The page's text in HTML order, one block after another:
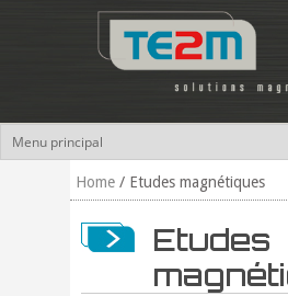
Skip to main content
Home / Etudes magnétiques
Etudes